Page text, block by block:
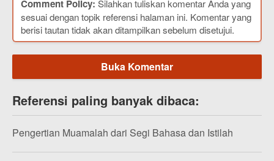
Comment Policy: Silahkan tuliskan komentar Anda yang
sesuai dengan topik referensi halaman ini. Komentar yang
berisi tautan tidak akan ditampilkan sebelum disetujui.
Buka Komentar
Referensi paling banyak dibaca:
Pengertian Muamalah dari Segi Bahasa dan Istilah